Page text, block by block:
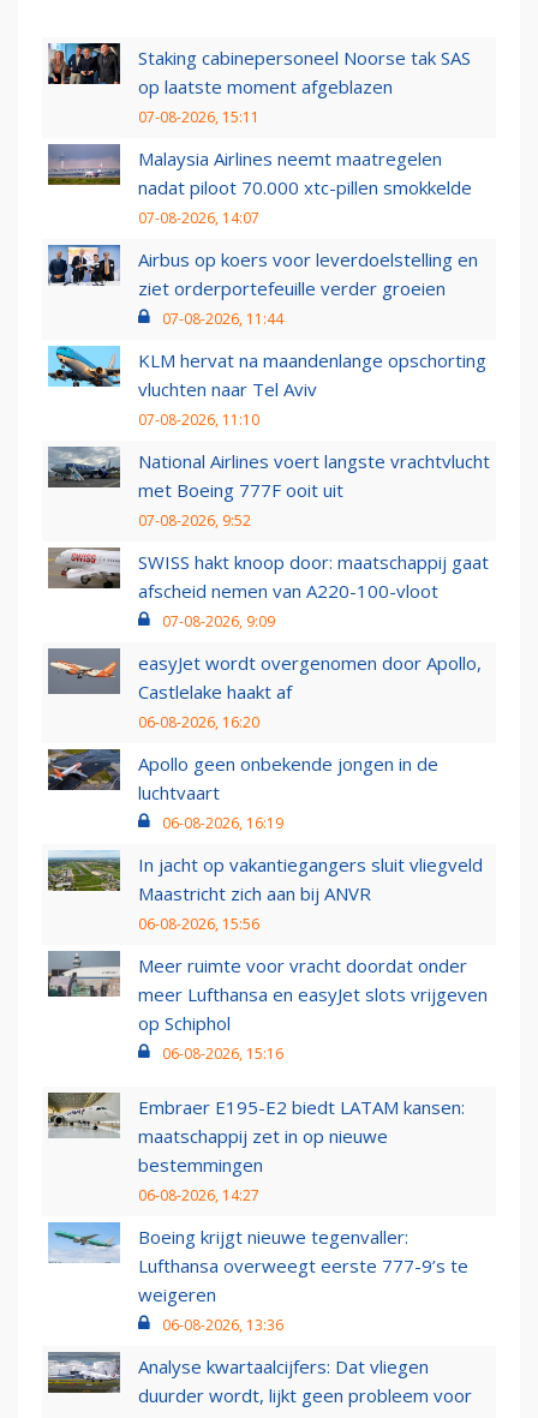
Staking cabinepersoneel Noorse tak SAS
op laatste moment afgeblazen
07-08-2026, 15:11
Malaysia Airlines neemt maatregelen
nadat piloot 70.000 xtc-pillen smokkelde
07-08-2026, 14:07
Airbus op koers voor leverdoelstelling en
ziet orderportefeuille verder groeien
07-08-2026, 11:44
KLM hervat na maandenlange opschorting
vluchten naar Tel Aviv
07-08-2026, 11:10
National Airlines voert langste vrachtvlucht
met Boeing 777F ooit uit
07-08-2026, 9:52
SWISS hakt knoop door: maatschappij gaat
afscheid nemen van A220-100-vloot
07-08-2026, 9:09
easyJet wordt overgenomen door Apollo,
Castlelake haakt af
06-08-2026, 16:20
Apollo geen onbekende jongen in de
luchtvaart
06-08-2026, 16:19
In jacht op vakantiegangers sluit vliegveld
Maastricht zich aan bij ANVR
06-08-2026, 15:56
Meer ruimte voor vracht doordat onder
meer Lufthansa en easyJet slots vrijgeven
op Schiphol
06-08-2026, 15:16
Embraer E195-E2 biedt LATAM kansen:
maatschappij zet in op nieuwe
bestemmingen
06-08-2026, 14:27
Boeing krijgt nieuwe tegenvaller:
Lufthansa overweegt eerste 777-9’s te
weigeren
06-08-2026, 13:36
Analyse kwartaalcijfers: Dat vliegen
duurder wordt, lijkt geen probleem voor